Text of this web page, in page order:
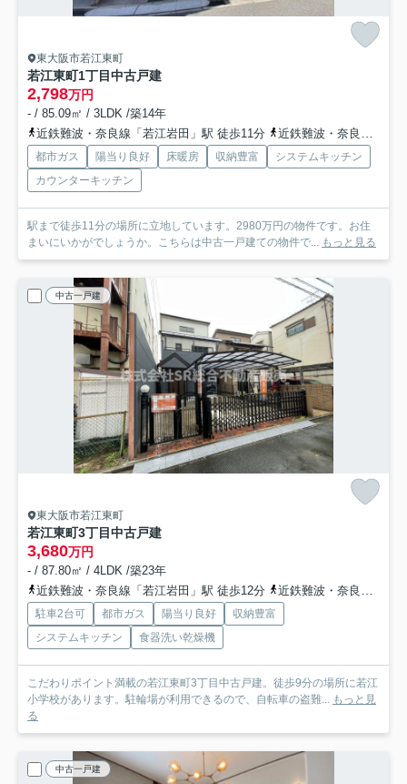
東大阪市若江東町
若江東町1丁目中古戸建
2,798万円
- / 85.09㎡ / 3LDK /築14年
近鉄難波・奈良線「若江岩田」駅 徒歩11分
近鉄難波・奈良線「河内花園」駅 徒歩12分
都市ガス 陽当り良好 床暖房 収納豊富
システムキッチン
カウンターキッチン
駅まで徒歩11分の場所に立地しています。2980万円の物件です。お住
まいにいかがでしょうか。こちらは中古一戸建ての物件で... もっと見る
中古一戸建
東大阪市若江東町
若江東町3丁目中古戸建
3,680万円
- / 87.80㎡ / 4LDK /築23年
近鉄難波・奈良線「若江岩田」駅 徒歩12分
近鉄難波・奈良線「河内花園」駅 徒歩21分
駐車2台可 都市ガス 陽当り良好
収納豊富
システムキッチン
食器洗い乾燥機
こだわりポイント満載の若江東町3丁目中古戸建。徒歩9分の場所に若江
小学校があります。駐輪場が利用できるので、自転車の盗難... もっと見
る
中古一戸建